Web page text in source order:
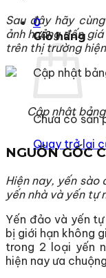
0
Giỏ hàng
Chưa có sản
Quay trở lại
Sau đây hãy cùng
ảnh hưởng đến
trên thị trường
Cập nhật
NGUỒN GỐC
Hiện nay, yến sào
yến nhà và yến tự
Yến đảo và yến
bị giới hạn không
trong 2 loại yến
hiện nay ưa